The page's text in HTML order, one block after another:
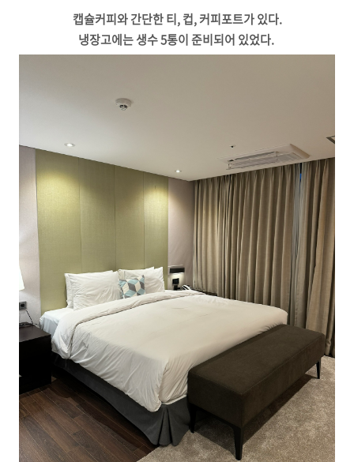
캡슐커피와 간단한 티, 컵, 커피포트가 있다.
냉장고에는 생수 5통이 준비되어 있었다.